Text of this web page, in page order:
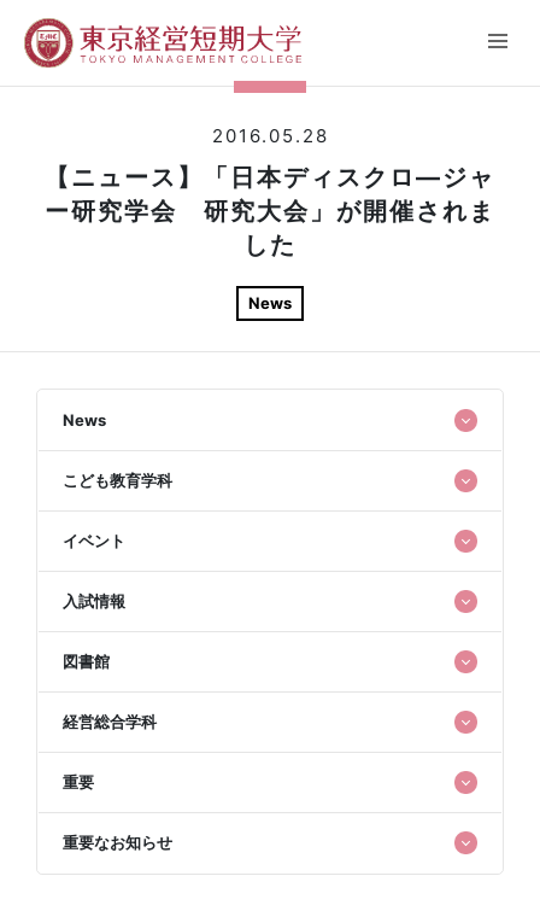
2016.05.28
【ニュース】「日本ディスクロ―ジャ
ー研究学会 研究大会」が開催されま
した
News
News
こども教育学科
イベント
入試情報
図書館
経営総合学科
重要
重要なお知らせ